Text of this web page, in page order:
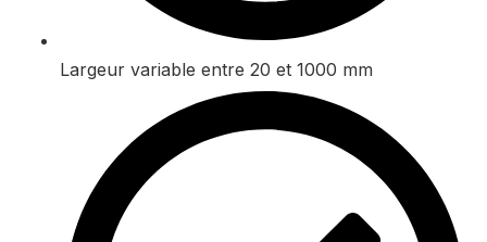
Largeur variable entre 20 et 1000 mm